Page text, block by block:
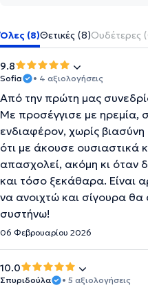
Όλες (8)Θετικές (8)Ουδέτερες
9.8
Sofia • 4 αξιολογήσεις
Από την πρώτη μας
Με προσέγγισε με ηρεμία,
ενδιαφέρον, χωρίς
ότι με άκουσε ουσιαστικά
απασχολεί, ακόμη κι
και τόσο ξεκάθαρα. Είναι
να ανοιχτώ και σίγουρα θα
συστήνω!
06 Φεβρουαρίου 2026
10.0
Σπυριδούλα • 5 αξιολογήσεις